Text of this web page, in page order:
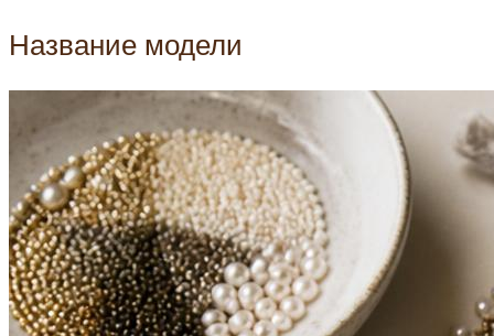
Название модели